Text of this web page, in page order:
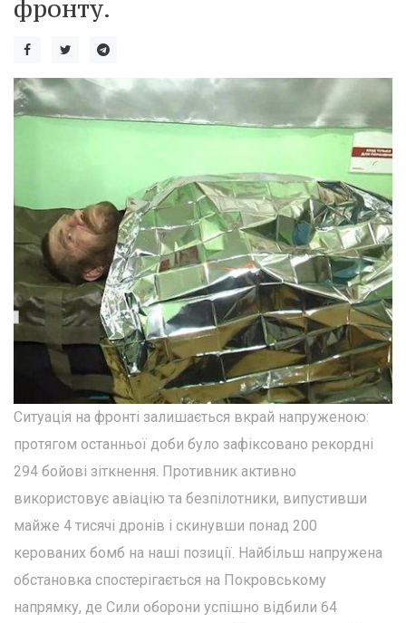
фронту.
Ситуація на фронті залишається вкрай напруженою:
протягом останньої доби було зафіксовано рекордні
294 бойові зіткнення. Противник активно
використовує авіацію та безпілотники, випустивши
майже 4 тисячі дронів і скинувши понад 200
керованих бомб на наші позиції. Найбільш напружена
обстановка спостерігається на Покровському
напрямку, де Сили оборони успішно відбили 64